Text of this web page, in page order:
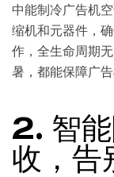
中能制冷广告机
缩机和元器件，
作，全生命周期
暑，都能保障广
2. 智
收，告